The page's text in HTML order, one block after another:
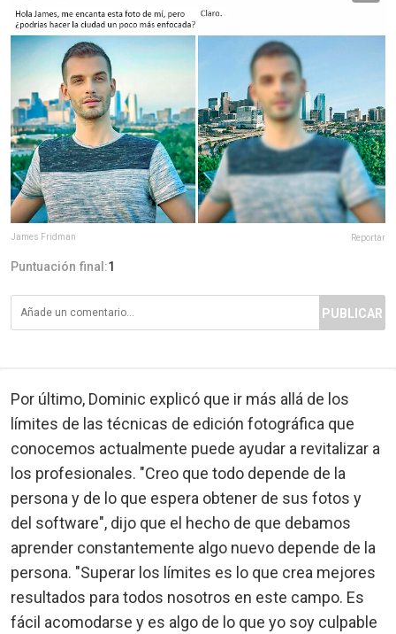
James Fridman Reportar
Puntuación final:1
PUBLICAR
Por último, Dominic explicó que ir más allá de los
límites de las técnicas de edición fotográfica que
conocemos actualmente puede ayudar a revitalizar a
los profesionales. "Creo que todo depende de la
persona y de lo que espera obtener de sus fotos y
del software", dijo que el hecho de que debamos
aprender constantemente algo nuevo depende de la
persona. "Superar los límites es lo que crea mejores
resultados para todos nosotros en este campo. Es
fácil acomodarse y es algo de lo que yo soy culpable